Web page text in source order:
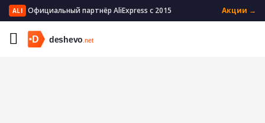
ALI Официальный партнёр AliExpress с 2015 Акции →
Главная Красота и здоровье
Контактные линзы